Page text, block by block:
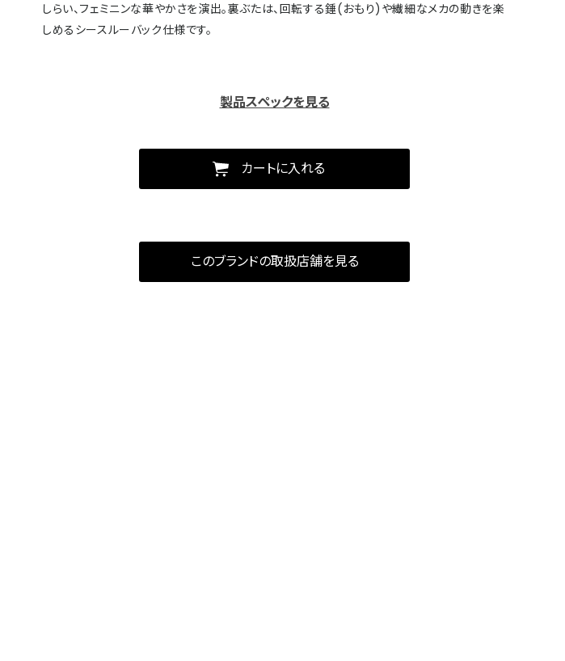
しらい、フェミニンな華やかさを演出。裏ぶたは、回転する錘(おもり)や繊細なメカの動きを楽
しめるシースルーバック仕様です。
製品スペックを見る
カートに入れる
このブランドの取扱店舗を見る